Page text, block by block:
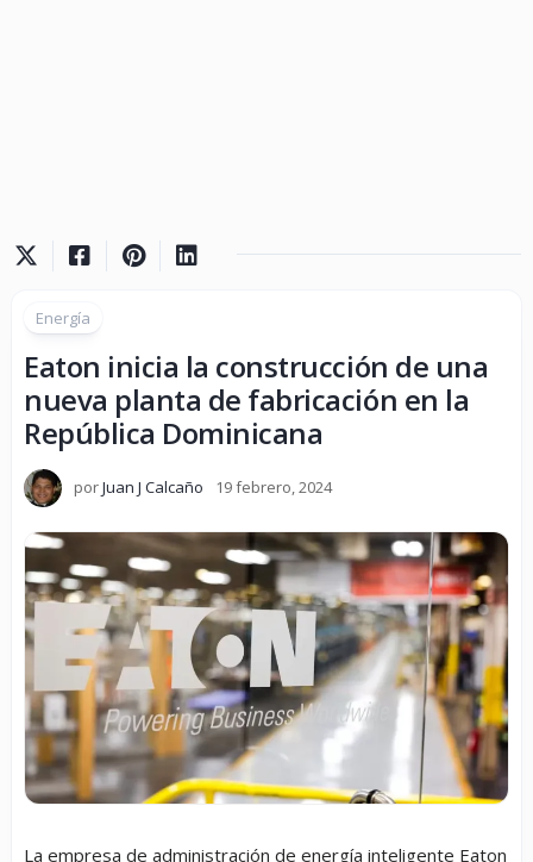
Energía
Eaton inicia la construcción de una
nueva planta de fabricación en la
República Dominicana
porJuan J Calcaño 19 febrero, 2024
La empresa de administración de energía inteligente Eaton